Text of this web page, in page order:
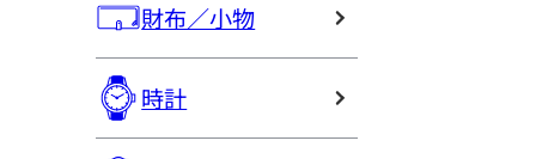
財布／小物
時計